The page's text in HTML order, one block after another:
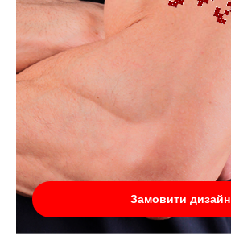
Замовити дизайн